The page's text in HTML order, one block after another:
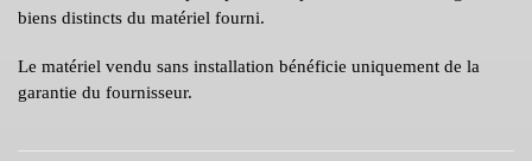
biens distincts du matériel fourni.
Le matériel vendu sans installation bénéficie uniquement de la
garantie du fournisseur.